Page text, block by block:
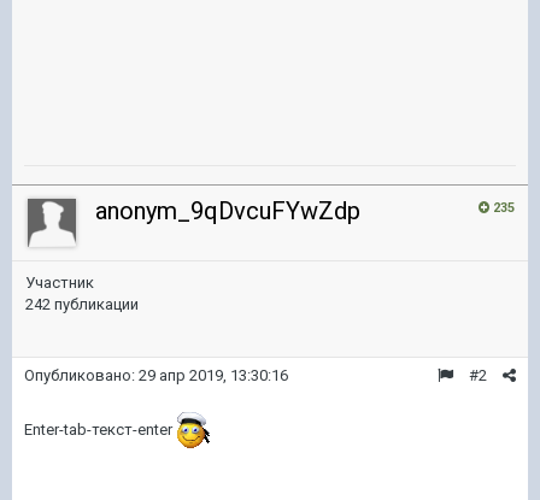
235
anonym_9qDvcuFYwZdp
Участник
242 публикации
#2
Опубликовано: 29 апр 2019, 13:30:16
Enter-tab-текст-enter